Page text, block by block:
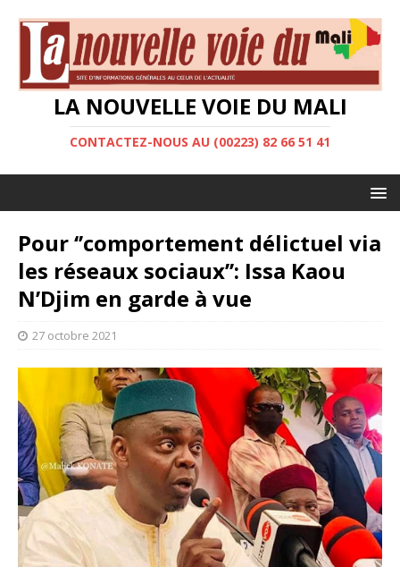
LA NOUVELLE VOIE DU MALI
CONTACTEZ-NOUS AU (00223) 82 66 51 41
Pour ‘’comportement délictuel via
les réseaux sociaux’’: Issa Kaou
N’Djim en garde à vue
27 octobre 2021